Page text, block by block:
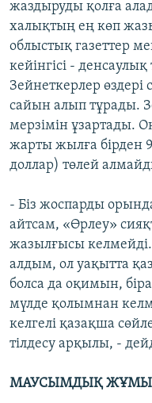
жаздыруды қолға
халықтың ең көп
облыстық газеттер
кейінгісі -
Зейнеткерлер өздері
сайын алып тұрады.
мерзімін ұзартады.
жарты жылға бірден
доллар) төлей
- Біз жоспарды
айтсам, «Өрлеу»
жазылғысы
алдым, ол уақытта
болса да оқимын,
мүлде қолымнан
келгелі қазақша
тілдесу арқылы, -
МАУСЫМДЫҚ